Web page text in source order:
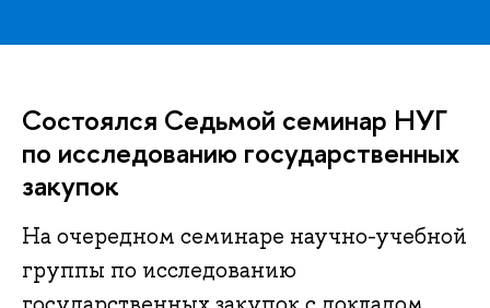
Состоялся Седьмой семинар НУГ
по исследованию государственных
закупок
На очередном семинаре научно-учебной
группы по исследованию